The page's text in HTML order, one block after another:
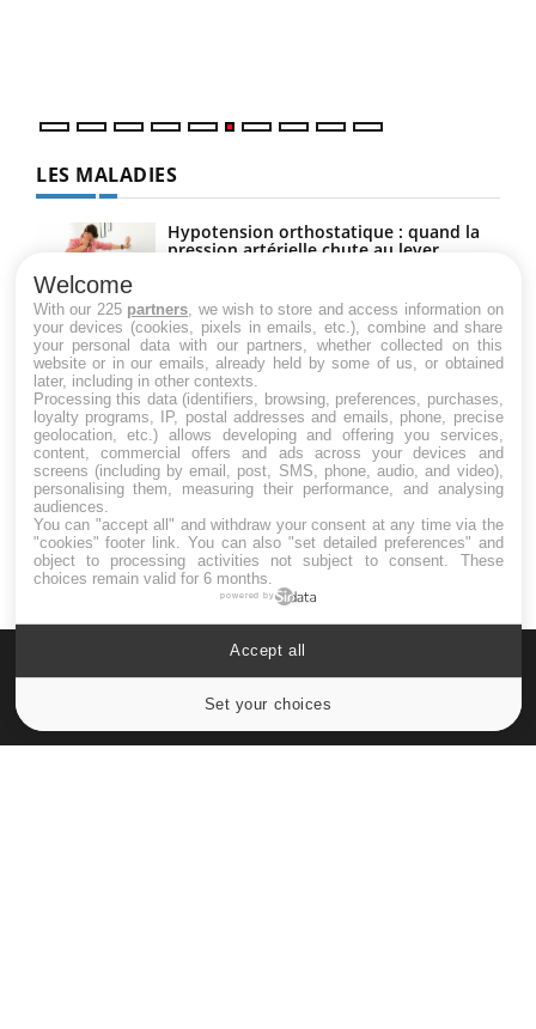
LES MALADIES
Hypotension orthostatique : quand la
pression artérielle chute au lever
Drépanocytose : une déformation des
globules rouges aux conséquences
graves
Maladie de Charcot (Sclérose latérale
amyotrophique)
Welcome
With our 225 partners , we wish to store and access information on
your devices (cookies, pixels in emails, etc.), combine and share
your personal data with our partners, whether collected on this
website or in our emails, already held by some of us, or obtained
later, including in other contexts.
Processing this data (identifiers, browsing, preferences, purchases,
loyalty programs, IP, postal addresses and emails, phone, precise
geolocation, etc.) allows developing and offering you services,
content, commercial offers and ads across your devices and
screens (including by email, post, SMS, phone, audio, and video),
personalising them, measuring their performance, and analysing
audiences.
You can "accept all" and withdraw your consent at any time via the
"cookies" footer link . You can also "set detailed preferences" and
object to processing activities not subject to consent. These
choices remain valid for 6 months.
powered by
Set your choices
Accept all